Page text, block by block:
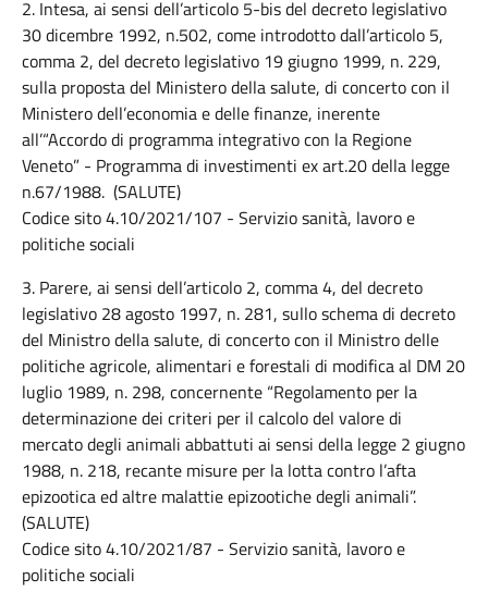
2. Intesa, ai sensi dell’articolo 5-bis del decreto legislativo
30 dicembre 1992, n.502, come introdotto dall’articolo 5,
comma 2, del decreto legislativo 19 giugno 1999, n. 229,
sulla proposta del Ministero della salute, di concerto con il
Ministero dell’economia e delle finanze, inerente
all’“Accordo di programma integrativo con la Regione
Veneto” - Programma di investimenti ex art.20 della legge
n.67/1988. (SALUTE)
Codice sito 4.10/2021/107 - Servizio sanità, lavoro e
politiche sociali
3. Parere, ai sensi dell’articolo 2, comma 4, del decreto
legislativo 28 agosto 1997, n. 281, sullo schema di decreto
del Ministro della salute, di concerto con il Ministro delle
politiche agricole, alimentari e forestali di modifica al DM 20
luglio 1989, n. 298, concernente “Regolamento per la
determinazione dei criteri per il calcolo del valore di
mercato degli animali abbattuti ai sensi della legge 2 giugno
1988, n. 218, recante misure per la lotta contro l’afta
epizootica ed altre malattie epizootiche degli animali”.
(SALUTE)
Codice sito 4.10/2021/87 - Servizio sanità, lavoro e
politiche sociali